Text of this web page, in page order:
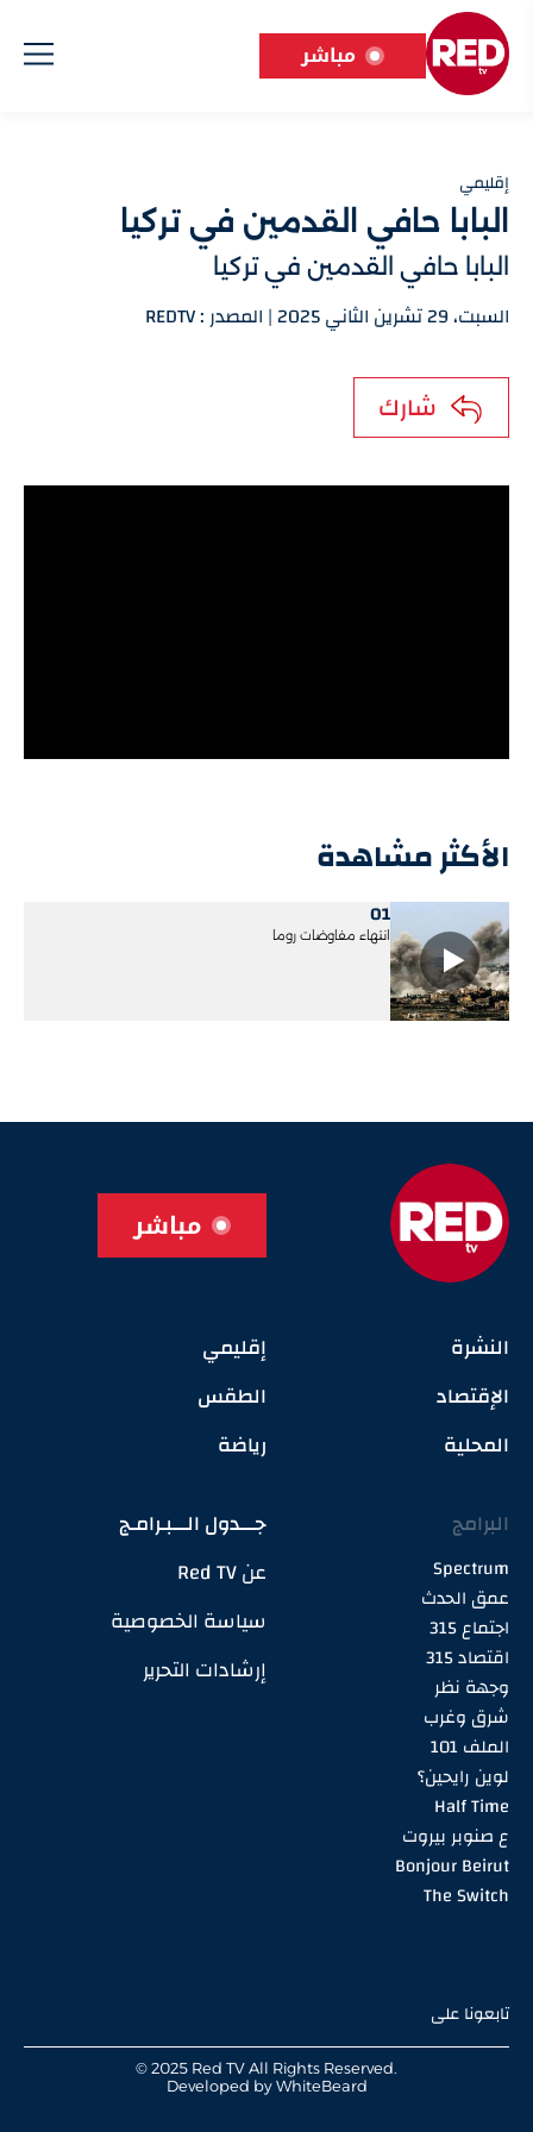
مباشر
إقليمي
البابا حافي القدمين في تركيا
البابا حافي القدمين في تركيا
السبت، 29 تشرين الثاني 2025 | المصدر : REDTV
شارك
الأكثر مشاهدة
01
انتهاء مفاوضات روما
مباشر
النشرة
الإقتصاد
المحلية
إقليمي
الطقس
رياضة
البرامج
Spectrum
عمق الحدث
اجتماع 315
اقتصاد 315
وجهة نظر
شرق وغرب
الملف 101
لوين رايحين؟
Half Time
ع صنوبر بيروت
Bonjour Beirut
The Switch
جـــدول الـــبـرامـج
عن Red TV
سياسة الخصوصية
إرشادات التحرير
تابعونا على
© 2025 Red TV All Rights Reserved.
Developed byWhiteBeard